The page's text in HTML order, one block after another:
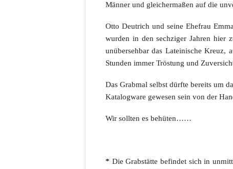
Männer und gleichermaßen auf die
Otto Deutrich und seine Ehefrau
wurden in den sechziger Jahren hier
unübersehbar das Lateinische Kreuz,
Stunden immer Tröstung und
Das Grabmal selbst dürfte bereits um
Katalogware gewesen sein von der
Wir sollten es behüten……
* Die Grabstätte befindet sich in